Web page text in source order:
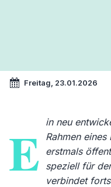
Freitag, 23.01.2026
E in neu
Rahmen
erstmals
speziell für
verbindet